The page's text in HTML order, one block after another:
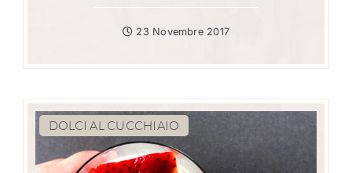
23 Novembre 2017
DOLCI AL CUCCHIAIO